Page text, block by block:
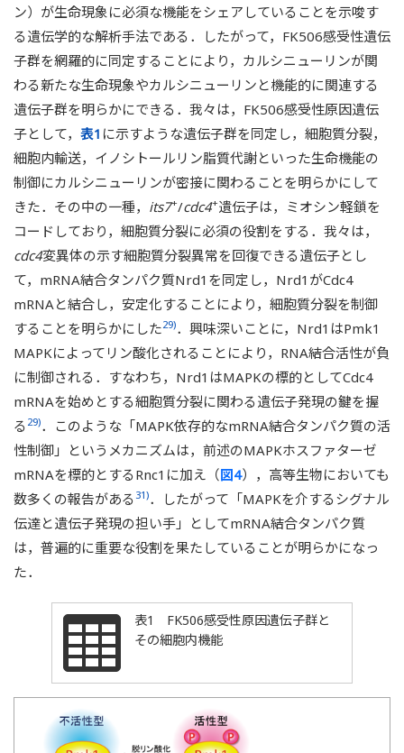
ン）が生命現象に必須な機能をシェアしていることを示唆す
る遺伝学的な解析手法である．したがって，FK506感受性遺伝
子群を網羅的に同定することにより，カルシニューリンが関
わる新たな生命現象やカルシニューリンと機能的に関連する
遺伝子群を明らかにできる．我々は，FK506感受性原因遺伝
子として， 表1 に示すような遺伝子群を同定し，細胞質分裂，
細胞内輸送，イノシトールリン脂質代謝といった生命機能の
制御にカルシニューリンが密接に関わることを明らかにして
きた．その中の一種， its7+/cdc4+遺伝子は，ミオシン軽鎖を
コードしており，細胞質分裂に必須の役割をする．我々は，
cdc4変異体の示す細胞質分裂異常を回復できる遺伝子とし
て，mRNA結合タンパク質Nrd1を同定し，Nrd1がCdc4
mRNAと結合し，安定化することにより，細胞質分裂を制御
することを明らかにした29)．興味深いことに，Nrd1はPmk1
MAPKによってリン酸化されることにより，RNA結合活性が負
に制御される．すなわち，Nrd1はMAPKの標的としてCdc4
mRNAを始めとする細胞質分裂に関わる遺伝子発現の鍵を握
る 29)．このような「MAPK依存的なmRNA結合タンパク質の活
性制御」というメカニズムは，前述のMAPKホスファターゼ
mRNAを標的とするRnc1に加え（図4），高等生物においても
数多くの報告がある 31)．したがって「MAPKを介するシグナル
伝達と遺伝子発現の担い手」としてmRNA結合タンパク質
は，普遍的に重要な役割を果たしていることが明らかになっ
た．
表1 FK506感受性原因遺伝子群と
その細胞内機能